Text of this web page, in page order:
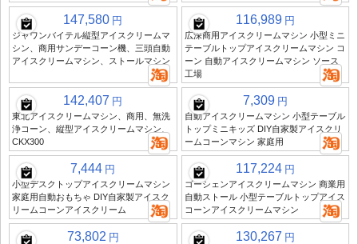
147,580 円
ジャワンバイテル縦型アイスクリームマ
シン、商用サンデーコーン機、三頭自動
アイスクリームマシン、ストールマシン
116,989 円
広深商用アイスクリームマシン 小型ミニ
テーブルトップアイスクリームマシン コ
ーン 自動アイスクリームマシン ソース
工場
142,407 円
東北アイスクリームマシン、商用、無洗
浄コーン、縦型アイスクリームマシン、
CKX300
7,309 円
自動アイスクリームマシン 小型テーブル
トップミニキッズ DIY自家製アイスクリ
ームコーンマシン 家庭用
7,444 円
小型デスクトップアイスクリームマシン
家庭用自動おもちゃ DIY自家製アイスク
リームコーンアイスクリーム
117,224 円
ゴーシェンアイスクリームマシン 商業用
自動ストール 小型テーブルトップアイス
コーンアイスクリームマシン
73,802 円 130,267 円